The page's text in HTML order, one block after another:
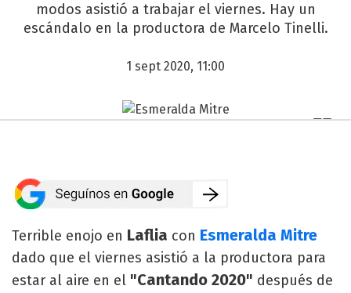
modos asistió a trabajar el viernes. Hay un
escándalo en la productora de Marcelo Tinelli.
1 sept 2020, 11:00
Terrible enojo en Laflia con Esmeralda Mitre
dado que el viernes asistió a la productora para
estar al aire en el "Cantando 2020" después de